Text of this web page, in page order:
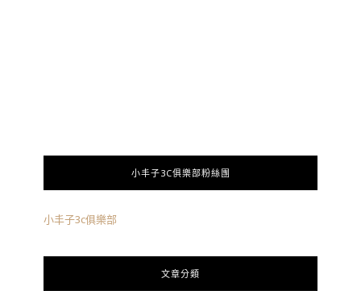
小丰子3C俱樂部粉絲團
小丰子3c俱樂部
文章分類